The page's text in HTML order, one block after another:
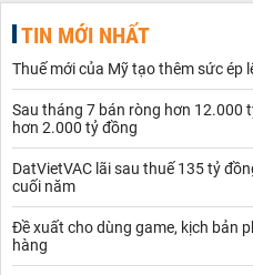
TIN MỚI NHẤT
Thuế mới của Mỹ tạo thêm sức ép
Sau tháng 7 bán ròng hơn 12.000
hơn 2.000 tỷ đồng
DatVietVAC lãi sau thuế 135 tỷ
cuối năm
Đề xuất cho dùng game, kịch bản
hàng